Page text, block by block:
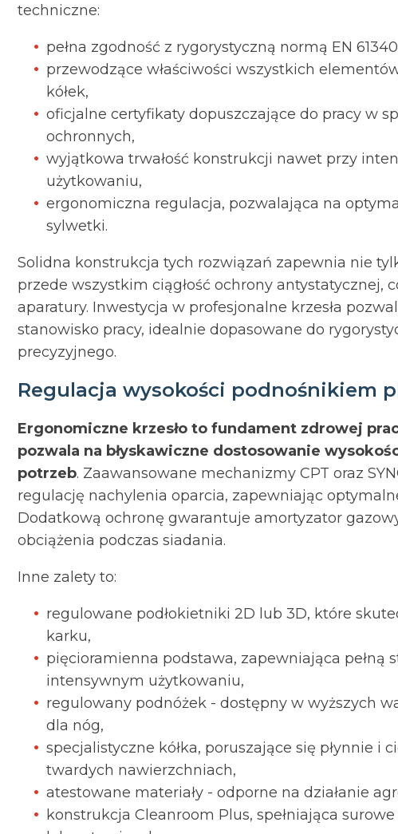
techniczne:
pełna zgodność z rygorystyczną normą EN
przewodzące właściwości wszystkich
kółek,
oficjalne certyfikaty dopuszczające do pracy w
ochronnych,
wyjątkowa trwałość konstrukcji nawet przy
użytkowaniu,
ergonomiczna regulacja, pozwalająca na
sylwetki.
Solidna konstrukcja tych rozwiązań zapewnia nie
przede wszystkim ciągłość ochrony antystatycznej,
aparatury. Inwestycja w profesjonalne krzesła
stanowisko pracy, idealnie dopasowane do
precyzyjnego.
Regulacja wysokości podnośnikiem
Ergonomiczne krzesło to fundament zdrowej
pozwala na błyskawiczne dostosowanie
potrzeb. Zaawansowane mechanizmy CPT oraz
regulację nachylenia oparcia, zapewniając
Dodatkową ochronę gwarantuje amortyzator
obciążenia podczas siadania.
Inne zalety to:
regulowane podłokietniki 2D lub 3D, które
karku,
pięcioramienna podstawa, zapewniająca pełną
intensywnym użytkowaniu,
regulowany podnóżek - dostępny w wyższych
dla nóg,
specjalistyczne kółka, poruszające się płynnie i
twardych nawierzchniach,
atestowane materiały - odporne na działanie
konstrukcja Cleanroom Plus, spełniająca